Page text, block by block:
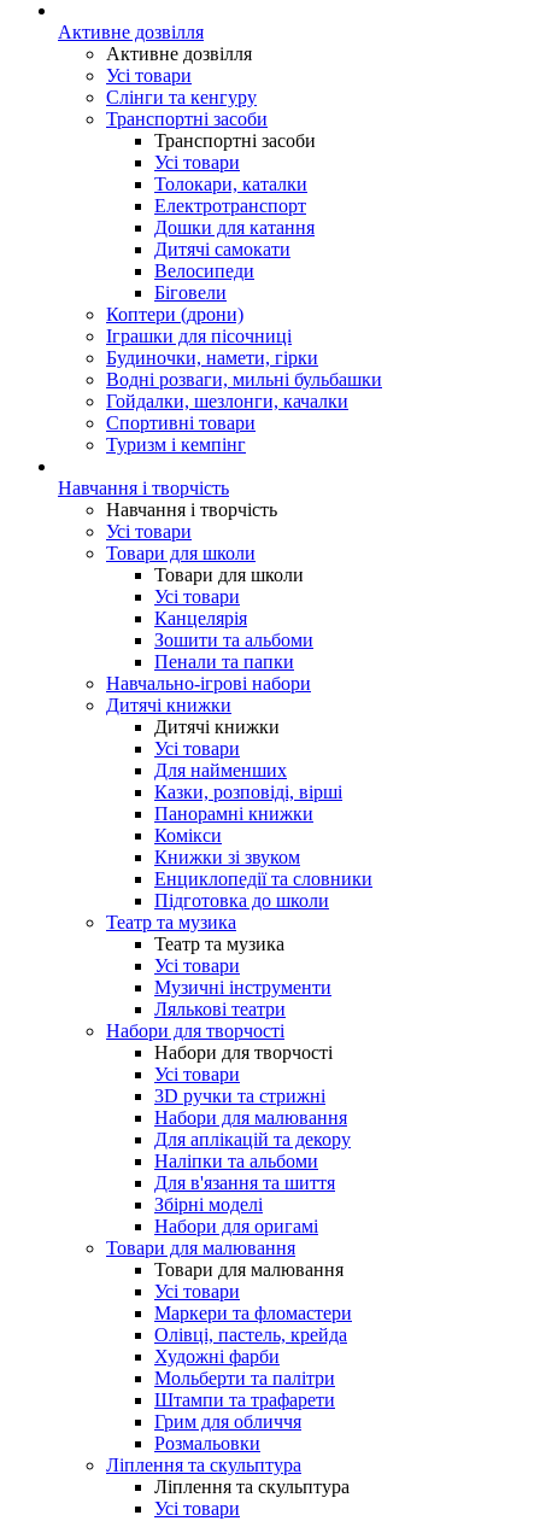
Активне дозвілля
Активне дозвілля
Усі товари
Слінги та кенгуру
Транспортні засоби
Транспортні засоби
Усі товари
Толокари, каталки
Електротранспорт
Дошки для катання
Дитячі самокати
Велосипеди
Біговели
Коптери (дрони)
Іграшки для пісочниці
Будиночки, намети, гірки
Водні розваги, мильні бульбашки
Гойдалки, шезлонги, качалки
Спортивні товари
Туризм і кемпінг
Навчання і творчість
Навчання і творчість
Усі товари
Товари для школи
Товари для школи
Усі товари
Канцелярія
Зошити та альбоми
Пенали та папки
Навчально-ігрові набори
Дитячі книжки
Дитячі книжки
Усі товари
Для найменших
Казки, розповіді, вірші
Панорамні книжки
Комікси
Книжки зі звуком
Енциклопедії та словники
Підготовка до школи
Театр та музика
Театр та музика
Усі товари
Музичні інструменти
Лялькові театри
Набори для творчості
Набори для творчості
Усі товари
3D ручки та стрижні
Набори для малювання
Для аплікацій та декору
Наліпки та альбоми
Для в'язання та шиття
Збірні моделі
Набори для оригамі
Товари для малювання
Товари для малювання
Усі товари
Маркери та фломастери
Олівці, пастель, крейда
Художні фарби
Мольберти та палітри
Штампи та трафарети
Грим для обличчя
Розмальовки
Ліплення та скульптура
Ліплення та скульптура
Усі товари